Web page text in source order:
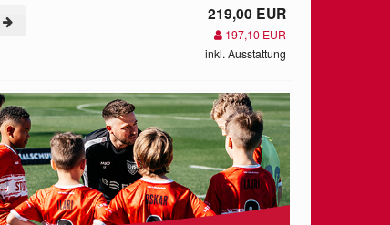
219,00 EUR
197,10 EUR
inkl. Ausstattung